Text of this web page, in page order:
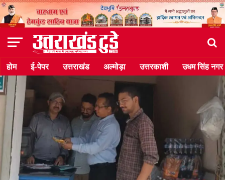
होम ई-पेपर उत्तराखंड अल्मोड़ा उत्तरकाशी उधम सिंह नगर